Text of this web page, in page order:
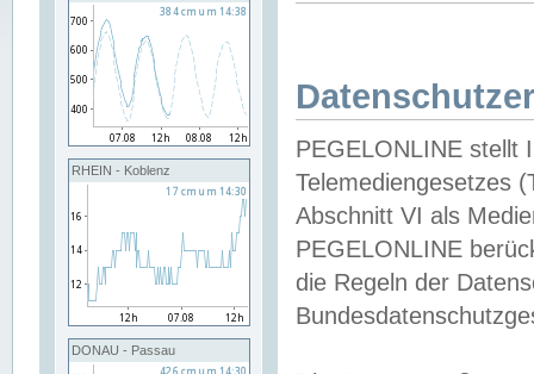
RHEIN - Koblenz
DONAU - Passau
PEGELONLINE stellt
Telemediengesetzes
Abschnitt VI als
PEGELONLINE
die Regeln der